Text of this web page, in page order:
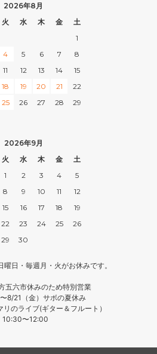
2026年8月
火 水 木 金
土
1
4 5 6 7
8
11 12 13 14
15
18 19 20 21
22
25 26 27 28
29
2026年9月
火 水 木 金
土
1
2 3 4
5
8 9 10 11
12
15 16 17 18
19
22 23 24 25
26
29 30
日・毎週月・火がお休みです。
五六市休みのため特別営業
8/21（金）サボの夏休み
のライブ(ギター＆フルート）
10:30〜12:00